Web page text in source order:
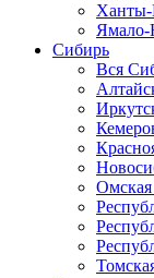
Ханты-
Ямало-
Сибирь
Вся
Омская